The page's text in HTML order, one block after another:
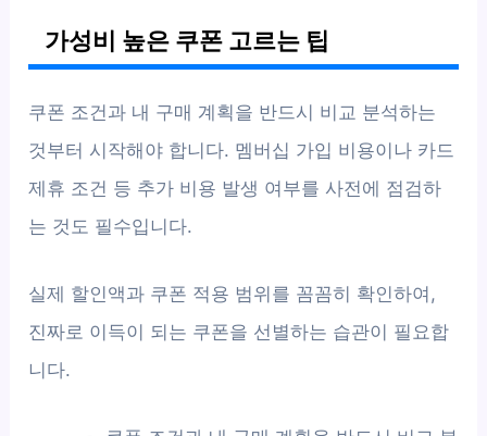
가성비 높은 쿠폰 고르는 팁
쿠폰 조건과 내 구매 계획을 반드시 비교 분석하는
것부터 시작해야 합니다. 멤버십 가입 비용이나 카드
제휴 조건 등 추가 비용 발생 여부를 사전에 점검하
는 것도 필수입니다.
실제 할인액과 쿠폰 적용 범위를 꼼꼼히 확인하여,
진짜로 이득이 되는 쿠폰을 선별하는 습관이 필요합
니다.